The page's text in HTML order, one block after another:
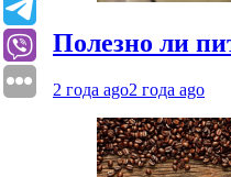
Полезно ли
2 года ago2 года ago